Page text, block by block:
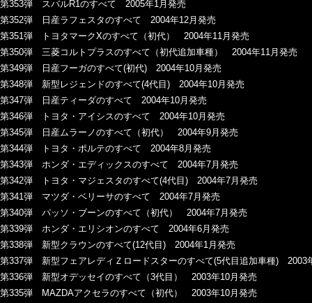
第353弾 スバルR1のすべて 2005年1月発売
第352弾 日産ラフェスタのすべて 2004年12月発売
第351弾 トヨタマークXのすべて（初代） 2004年11月発売
第350弾 三菱コルトプラスのすべて（初代追加車種） 2004年11月発売
第349弾 日産フーガのすべて(初代) 2004年10月発売
第348弾 新型レジェンドのすべて(4代目) 2004年10月発売
第347弾 日産ティーダのすべて 2004年10月発売
第346弾 トヨタ・アイシスのすべて 2004年10月発売
第345弾 日産ムラーノのすべて（初代） 2004年9月発売
第344弾 トヨタ・ポルテのすべて 2004年8月発売
第343弾 ホンダ・エディックスのすべて 2004年7月発売
第342弾 トヨタ・マジェスタのすべて(4代目) 2004年7月発売
第341弾 マツダ・ベリーサのすべて 2004年7月発売
第340弾 パッソ・ブーンのすべて（初代） 2004年7月発売
第339弾 ホンダ・エリシオンのすべて 2004年6月発売
第338弾 新型クラウンのすべて(12代目) 2004年1月発売
第337弾 新型フェアレディＺロードスターのすべて(5代目追加車種) 2003
第336弾 新型オデッセイのすべて（3代目） 2003年10月発売
第335弾 MAZDAアクセラのすべて（初代） 2003年10月発売